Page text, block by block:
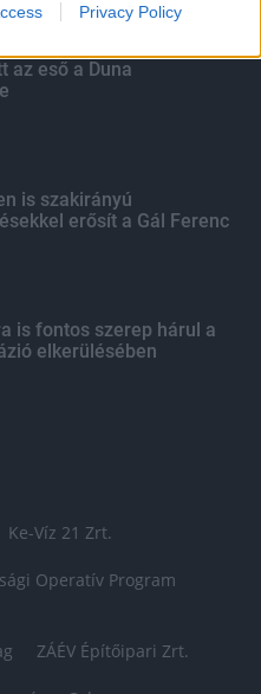
Privacy Policy
az eső a Duna
is szakirányú
erősít a Gál Ferenc
is fontos szerep hárul a
elkerülésében
Ke-Víz 21 Zrt.
Operatív Program
ZÁÉV Építőipari Zrt.